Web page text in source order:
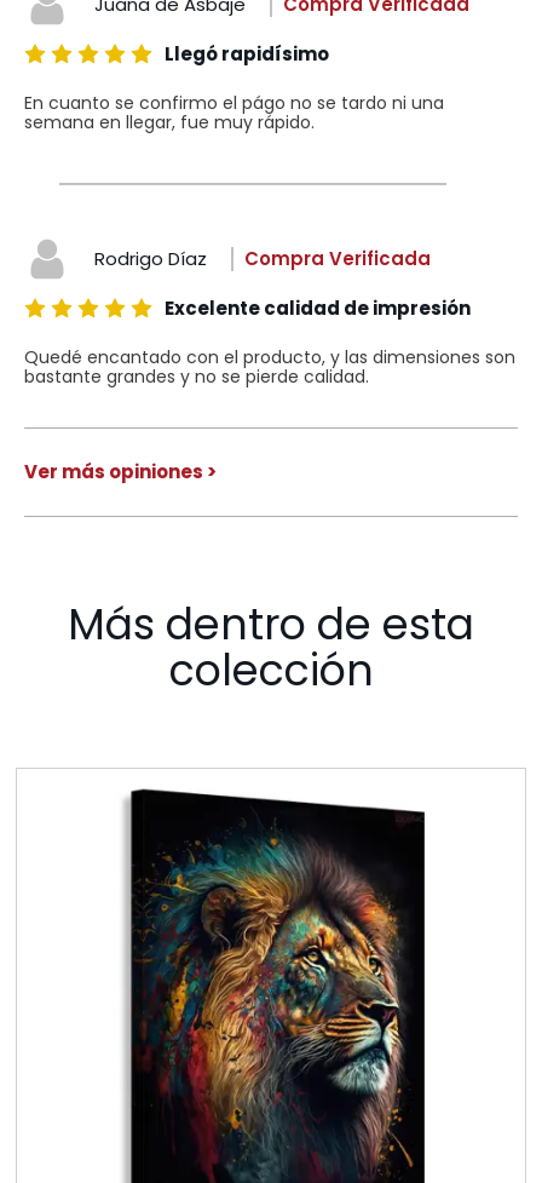
Llegó rapidísimo
En cuanto se confirmo el págo no se tardo ni una
semana en llegar, fue muy rápido.
Rodrigo Díaz
Compra Verificada
Excelente calidad de impresión
Quedé encantado con el producto, y las dimensiones son
bastante grandes y no se pierde calidad.
Ver más opiniones >
Más dentro de esta
colección